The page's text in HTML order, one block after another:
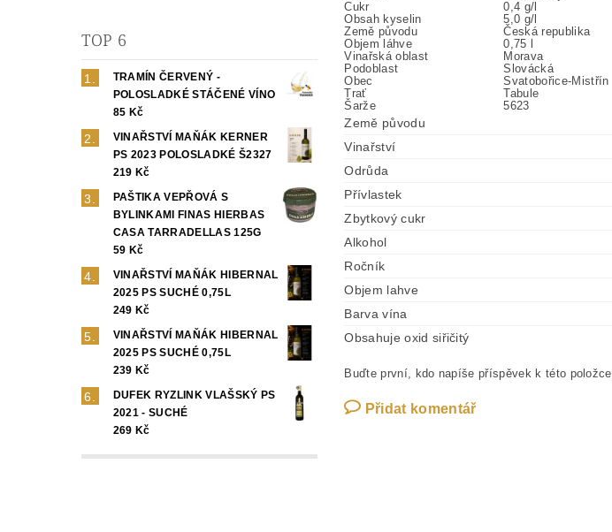
TOP 6
TRAMÍN ČERVENÝ -
POLOSLADKÉ STÁČENÉ VÍNO
85 Kč
VINAŘSTVÍ MAŇÁK KERNER
PS 2023 POLOSLADKÉ Š2327
219 Kč
PAŠTIKA VEPŘOVÁ S
BYLINKAMI FINAS HIERBAS
CASA TARRADELLAS 125G
59 Kč
VINAŘSTVÍ MAŇÁK HIBERNAL
2025 PS SUCHÉ 0,75L
249 Kč
VINAŘSTVÍ MAŇÁK HIBERNAL
2025 PS SUCHÉ 0,75L
239 Kč
DUFEK RYZLINK VLAŠSKÝ PS
2021 - SUCHÉ
269 Kč
Cukr
0,4 g/l
Obsah kyselin
5,0 g/l
Země původu
Česká republika
Objem láhve
0,75 l
Vinařská oblast
Morava
Podoblast
Slovácká
Obec
Svatobořice-Mistřín
Trať
Tabule
Šarže
5623
Země původu
Vinařství
Odrůda
Přívlastek
Zbytkový cukr
Alkohol
Ročník
Objem lahve
Barva vína
Obsahuje oxid siřičitý
Buďte první, kdo napíše příspěvek k této položce.
Přidat komentář